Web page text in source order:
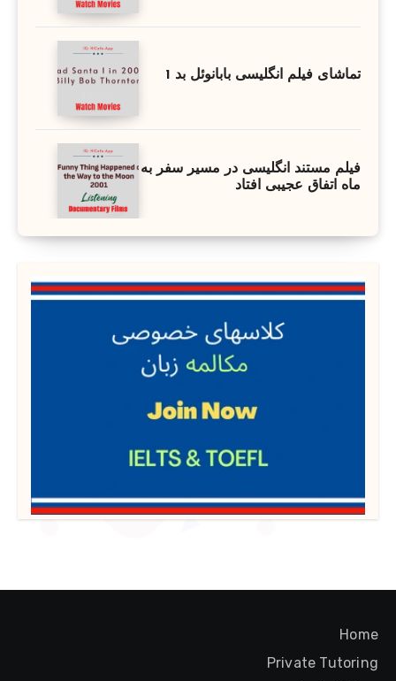
تماشای فیلم انگلیسی بابانوئل بد 1
فیلم مستند انگلیسی در مسیر سفر به
ماه اتفاق عجیبی افتاد
Home
Private Tutoring